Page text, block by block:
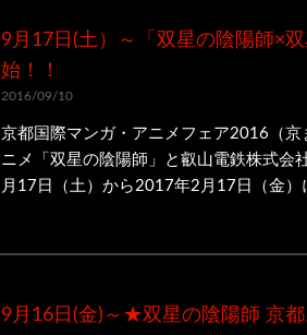
9月17日(土）～「双星の陰陽師×
始！！
2016/09/10
京都国際マンガ・アニメフェア2016（
ニメ「双星の陰陽師」と叡山電鉄株式会
月17日（土）から2017年2月17日（金）
9月16日(金)～★双星の陰陽師 京